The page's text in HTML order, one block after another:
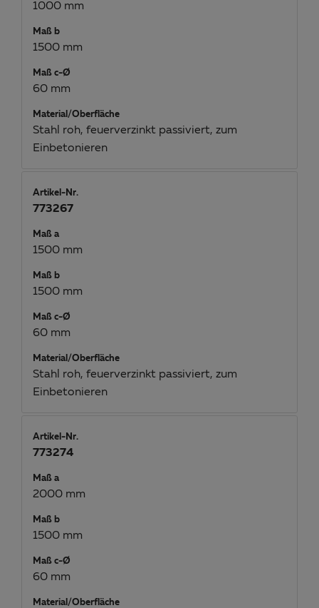
1000 mm
Maß b
1500 mm
Maß c-Ø
60 mm
Material/Oberfläche
Stahl roh, feuerverzinkt passiviert, zum
Einbetonieren
Artikel-Nr.
773267
Maß a
1500 mm
Maß b
1500 mm
Maß c-Ø
60 mm
Material/Oberfläche
Stahl roh, feuerverzinkt passiviert, zum
Einbetonieren
Artikel-Nr.
773274
Maß a
2000 mm
Maß b
1500 mm
Maß c-Ø
60 mm
Material/Oberfläche